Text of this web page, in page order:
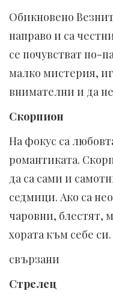
Обикновено
направо и са
се почувстват по-
малко мистерия,
внимателни и да
Скорпион
На фокус са
романтиката.
да са сами и
седмици. Ако са
чаровни, блестят,
хората към себе си.
свързани
Стрелец